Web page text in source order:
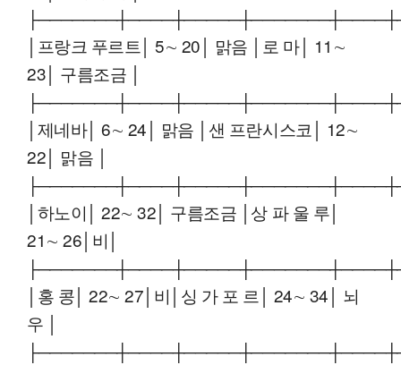
│프랑크 푸르트│ 5∼ 20│ 맑음 │로 마│ 11∼
23│ 구름조금 │
│제네바│ 6∼ 24│ 맑음 │샌 프란시스코│ 12∼
22│ 맑음 │
│하노이│ 22∼ 32│ 구름조금 │상 파 울 루│
21∼ 26│비│
│홍 콩│ 22∼ 27│비│싱 가 포 르│ 24∼ 34│ 뇌
우 │